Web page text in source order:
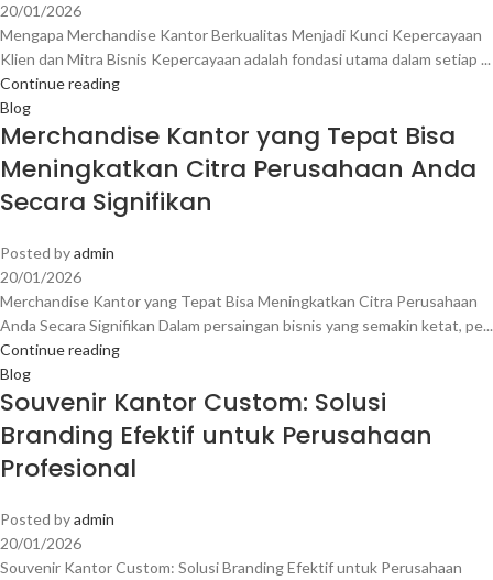
20/01/2026
Mengapa Merchandise Kantor Berkualitas Menjadi Kunci Kepercayaan
Klien dan Mitra Bisnis Kepercayaan adalah fondasi utama dalam setiap ...
Continue reading
Blog
Merchandise Kantor yang Tepat Bisa
Meningkatkan Citra Perusahaan Anda
Secara Signifikan
Posted byadmin
20/01/2026
Merchandise Kantor yang Tepat Bisa Meningkatkan Citra Perusahaan
Anda Secara Signifikan Dalam persaingan bisnis yang semakin ketat, pe...
Continue reading
Blog
Souvenir Kantor Custom: Solusi
Branding Efektif untuk Perusahaan
Profesional
Posted byadmin
20/01/2026
Souvenir Kantor Custom: Solusi Branding Efektif untuk Perusahaan